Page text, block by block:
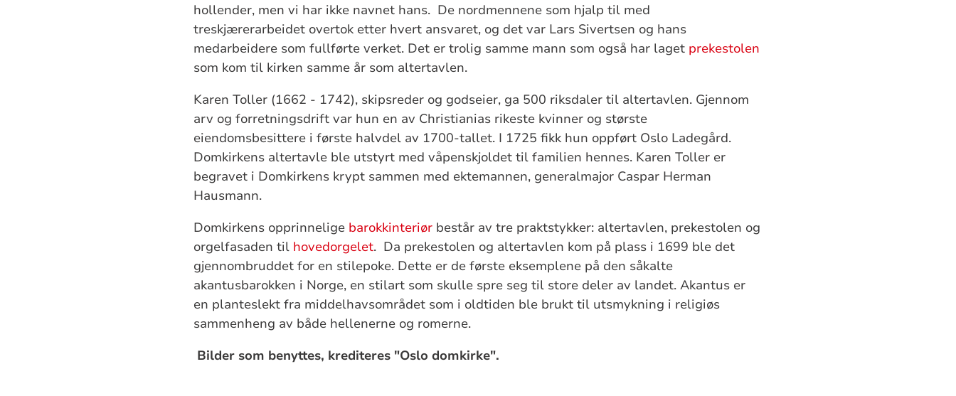
hollender, men vi har ikke navnet hans. De nordmennene som hjalp til med
treskjærerarbeidet overtok etter hvert ansvaret, og det var Lars Sivertsen og hans
medarbeidere som fullførte verket. Det er trolig samme mann som også har laget prekestolen
som kom til kirken samme år som altertavlen.
Karen Toller (1662 - 1742), skipsreder og godseier, ga 500 riksdaler til altertavlen. Gjennom
arv og forretningsdrift var hun en av Christianias rikeste kvinner og største
eiendomsbesittere i første halvdel av 1700-tallet. I 1725 fikk hun oppført Oslo Ladegård.
Domkirkens altertavle ble utstyrt med våpenskjoldet til familien hennes. Karen Toller er
begravet i Domkirkens krypt sammen med ektemannen, generalmajor Caspar Herman
Hausmann.
Domkirkens opprinnelige barokkinteriør består av tre praktstykker: altertavlen, prekestolen og
orgelfasaden til hovedorgelet. Da prekestolen og altertavlen kom på plass i 1699 ble det
gjennombruddet for en stilepoke. Dette er de første eksemplene på den såkalte
akantusbarokken i Norge, en stilart som skulle spre seg til store deler av landet. Akantus er
en planteslekt fra middelhavsområdet som i oldtiden ble brukt til utsmykning i religiøs
sammenheng av både hellenerne og romerne.
Bilder som benyttes, krediteres "Oslo domkirke".